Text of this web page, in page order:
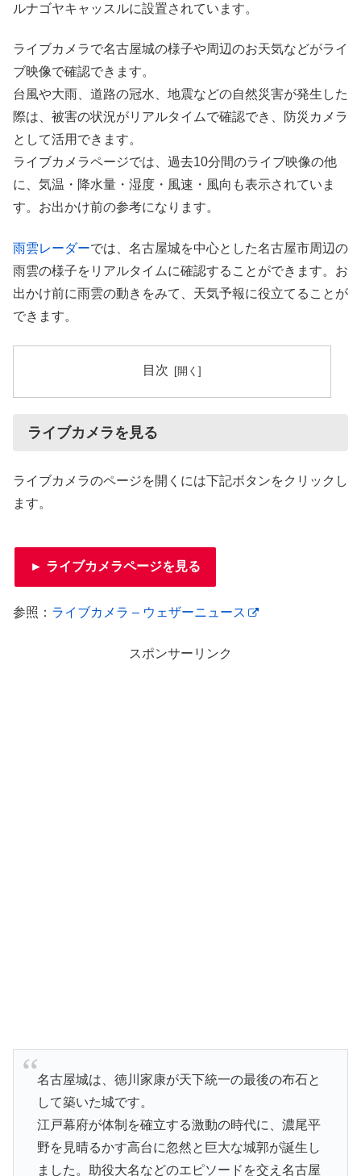
ルナゴヤキャッスルに設置されています。
ライブカメラで名古屋城の様子や周辺のお天気などがライ
ブ映像で確認できます。
台風や大雨、道路の冠水、地震などの自然災害が発生した
際は、被害の状況がリアルタイムで確認でき、防災カメラ
として活用できます。
ライブカメラページでは、過去10分間のライブ映像の他
に、気温・降水量・湿度・風速・風向も表示されていま
す。お出かけ前の参考になります。
雨雲レーダーでは、名古屋城を中心とした名古屋市周辺の
雨雲の様子をリアルタイムに確認することができます。お
出かけ前に雨雲の動きをみて、天気予報に役立てることが
できます。
目次
ライブカメラを見る
ライブカメラのページを開くには下記ボタンをクリックし
ます。
► ライブカメラページを見る
参照： ライブカメラ – ウェザーニュース
スポンサーリンク
名古屋城は、徳川家康が天下統一の最後の布石と
して築いた城です。
江戸幕府が体制を確立する激動の時代に、濃尾平
野を見晴るかす高台に忽然と巨大な城郭が誕生し
ました。助役大名などのエピソードを交え名古屋